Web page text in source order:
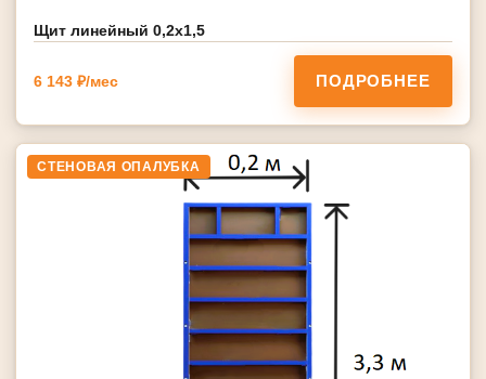
Щит линейный 0,2х1,5
6 143 ₽/мес ПОДРОБНЕЕ
СТЕНОВАЯ ОПАЛУБКА